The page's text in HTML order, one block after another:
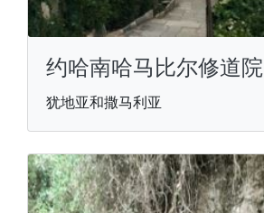
约哈南哈马比尔修道院
犹地亚和撒马利亚